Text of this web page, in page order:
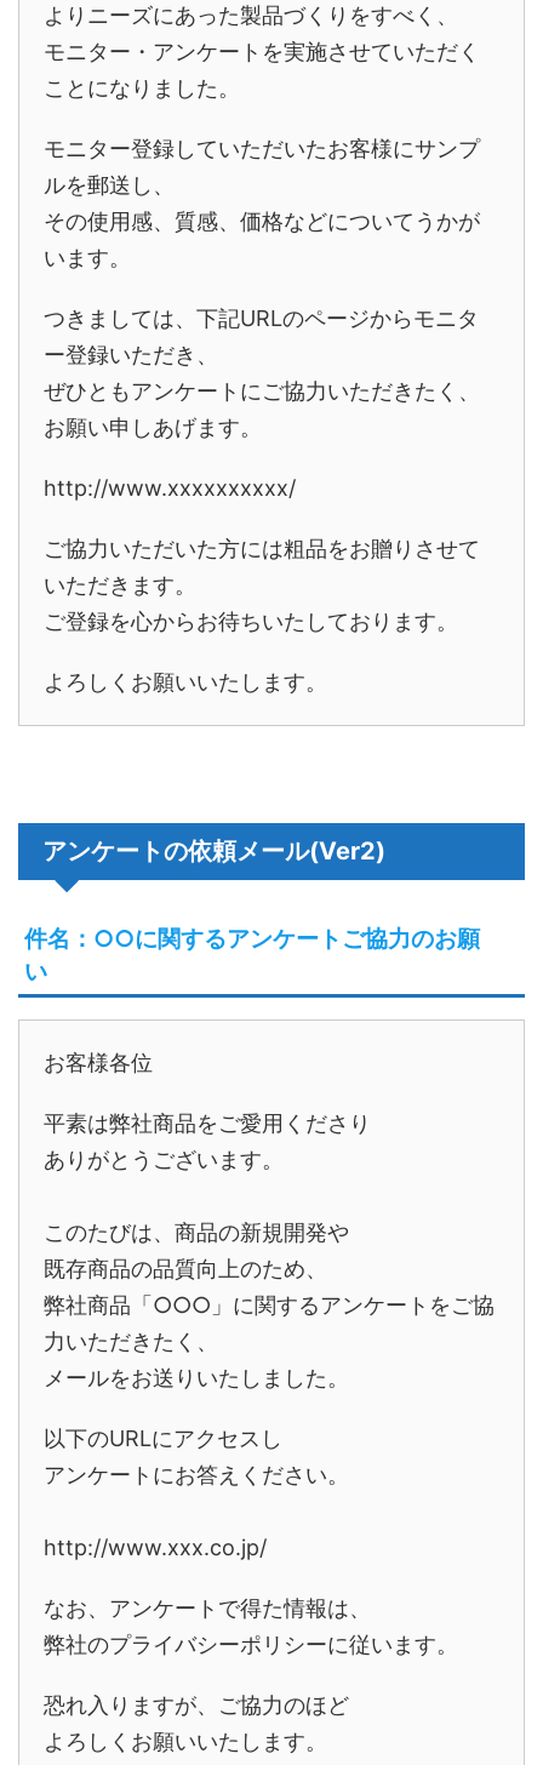
よりニーズにあった製品づくりをすべく、
モニター・アンケートを実施させていただく
ことになりました。
モニター登録していただいたお客様にサンプ
ルを郵送し、
その使用感、質感、価格などについてうかが
います。
つきましては、下記URLのページからモニタ
ー登録いただき、
ぜひともアンケートにご協力いただきたく、
お願い申しあげます。
http://www.xxxxxxxxxx/
ご協力いただいた方には粗品をお贈りさせて
いただきます。
ご登録を心からお待ちいたしております。
よろしくお願いいたします。
アンケートの依頼メール(Ver2)
件名：○○に関するアンケートご協力のお願
い
お客様各位
平素は弊社商品をご愛用くださり
ありがとうございます。
このたびは、商品の新規開発や
既存商品の品質向上のため、
弊社商品「○○○」に関するアンケートをご協
力いただきたく、
メールをお送りいたしました。
以下のURLにアクセスし
アンケートにお答えください。
http://www.xxx.co.jp/
なお、アンケートで得た情報は、
弊社のプライバシーポリシーに従います。
恐れ入りますが、ご協力のほど
よろしくお願いいたします。